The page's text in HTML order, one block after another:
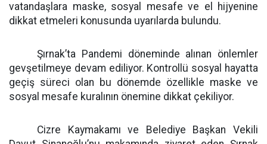
vatandaşlara maske, sosyal mesafe ve el hijyenine
dikkat etmeleri konusunda uyarılarda bulundu.
Şırnak’ta Pandemi döneminde alınan önlemler
gevşetilmeye devam ediliyor. Kontrollü sosyal hayatta
geçiş süreci olan bu dönemde özellikle maske ve
sosyal mesafe kuralının önemine dikkat çekiliyor.
Cizre Kaymakamı ve Belediye Başkan Vekili